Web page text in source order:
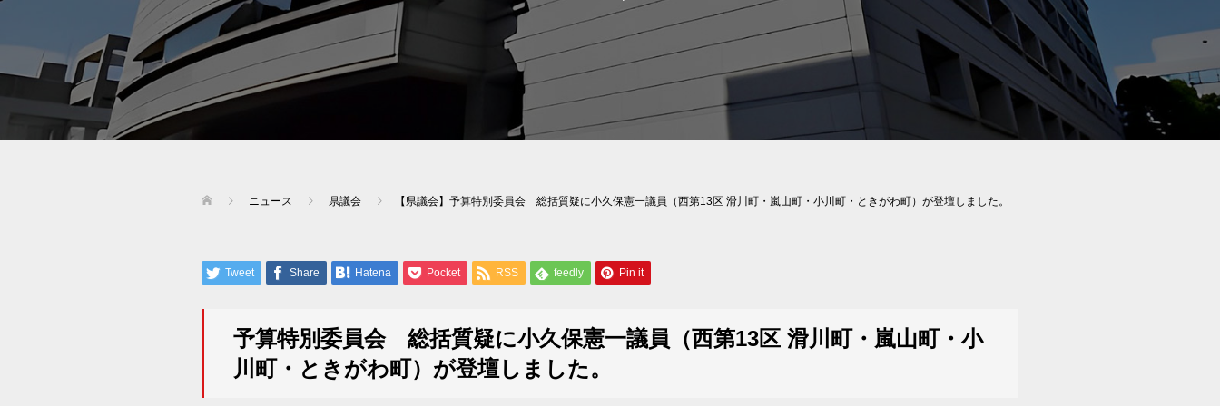
ニュース 県議会 【県議会】予算特別委員会 総括質疑に小久保憲一議員（西第13区 滑川町・嵐山町・小川町・ときがわ町）が登壇しました。
Tweet Share Hatena Pocket RSS feedly Pin it
予算特別委員会 総括質疑に小久保憲一議員（西第13区 滑川町・嵐山町・小
川町・ときがわ町）が登壇しました。